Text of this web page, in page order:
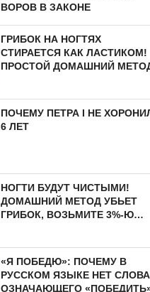
ВОРОВ В ЗАКОНЕ
ГРИБОК НА НОГТЯХ
СТИРАЕТСЯ КАК ЛАСТИКОМ!
ПРОСТОЙ ДОМАШНИЙ
ПОЧЕМУ ПЕТРА I НЕ
6 ЛЕТ
НОГТИ БУДУТ ЧИСТЫМИ!
ДОМАШНИЙ МЕТОД УБЬЕТ
ГРИБОК, ВОЗЬМИТЕ 3%-Ю…
«Я ПОБЕДЮ»: ПОЧЕМУ В
РУССКОМ ЯЗЫКЕ НЕТ
ОЗНАЧАЮЩЕГО